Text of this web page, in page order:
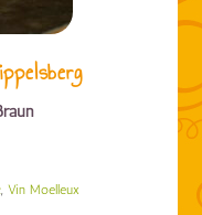
, Vin Moelleux